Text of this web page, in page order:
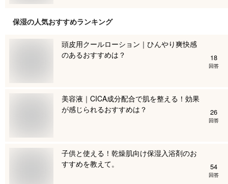
保湿の人気おすすめランキング
頭皮用クールローション｜ひんやり爽快感
のあるおすすめは？
18
回答
美容液｜CICA成分配合で肌を整える！効果
が感じられるおすすめは？
26
回答
子供と使える！乾燥肌向け保湿入浴剤のお
すすめを教えて。
54
回答